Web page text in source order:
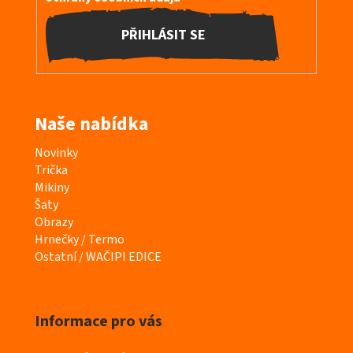
PŘIHLÁSIT SE
Naše nabídka
K
a
t
e
g
o
r
Novinky
Trička
Mikiny
Šaty
Obrazy
Hrnečky / Termo
Ostatní / WAČIPI EDICE
Informace pro vás